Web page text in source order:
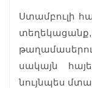
Ստամբուլի
սակայն
նույնպես